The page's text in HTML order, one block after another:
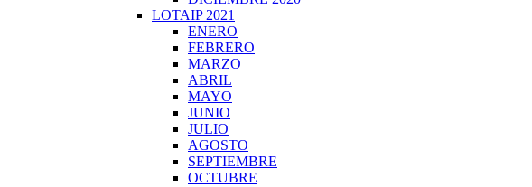
LOTAIP 2021
ENERO
FEBRERO
MARZO
ABRIL
MAYO
JUNIO
JULIO
AGOSTO
SEPTIEMBRE
OCTUBRE